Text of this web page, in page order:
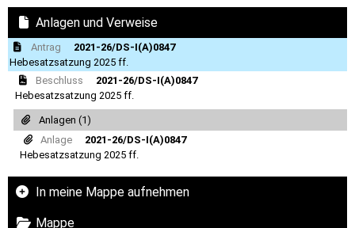
Anlagen und Verweise
Antrag
2021-26/DS-I(A)0847
Hebesatzsatzung 2025 ff.
Beschluss
2021-26/DS-I(A)0847
Hebesatzsatzung 2025 ff.
Anlagen (1)
Anlage
2021-26/DS-I(A)0847
Hebesatzsatzung 2025 ff.
In meine Mappe aufnehmen
Mappe